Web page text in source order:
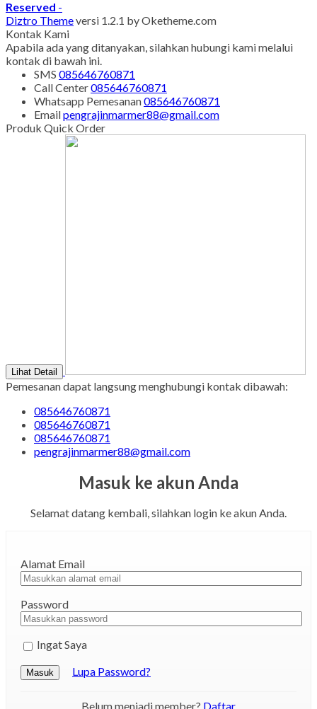
Silahkan Hubungi Customer Service Kami Di Jam
Kerja Dan Layanan Kami
Senin - Juma'at : 08.00 s/d 21.00
Sabtu - Minggu : 08.00 s/d 16.00
Tgl Merah : Libur
085646760871
085646760871
pengrajinmarmer88@gmail.com
Masuk ke akun Anda
Selamat datang kembali, silahkan login ke akun Anda.